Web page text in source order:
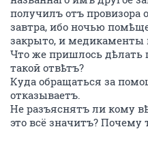
получилъ отъ провизора
завтра, ибо ночью
закрыто, и медикаменты
Что же пришлось
такой отвѣтъ?
Куда обращаться за
отказываетъ.
Не разъяснятъ ли кому
это всё значитъ? Почему